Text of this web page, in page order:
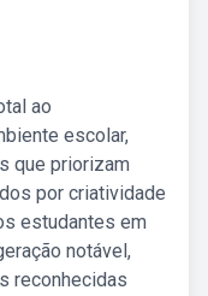
ao
escolar,
que priorizam
por criatividade
estudantes em
notável,
reconhecidas